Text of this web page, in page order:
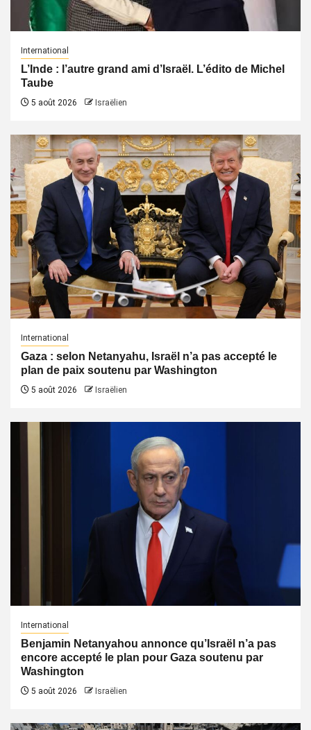
International
L’Inde : l’autre grand ami d’Israël. L’édito de Michel
Taube
5 août 2026 Israëlien
International
Gaza : selon Netanyahu, Israël n’a pas accepté le
plan de paix soutenu par Washington
5 août 2026 Israëlien
International
Benjamin Netanyahou annonce qu’Israël n’a pas
encore accepté le plan pour Gaza soutenu par
Washington
5 août 2026 Israëlien